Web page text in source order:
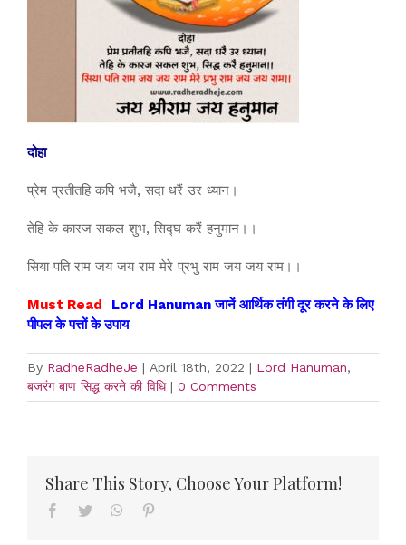
दोहा
प्रेम प्रतीतहि कपि भजै, सदा धरैं उर ध्यान।
तेहि के कारज सकल शुभ, सिद्घ करैं हनुमान।।
सिया पति राम जय जय राम मेरे प्रभु राम जय जय राम।।
Must Read
Lord Hanuman जानें आर्थिक तंगी दूर करने के लिए
पीपल के पत्तों के उपाय
By RadheRadheJe | April 18th, 2022 | Lord Hanuman,
बजरंग बाण सिद्ध करने की विधि | 0 Comments
Share This Story, Choose Your Platform!
Facebook
Twitter WhatsApp